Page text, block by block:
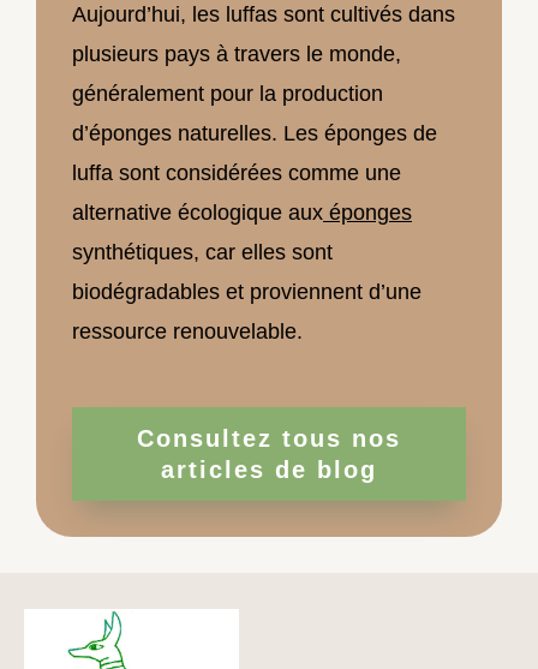
Aujourd’hui, les luffas sont cultivés dans
plusieurs pays à travers le monde,
généralement pour la production
d’éponges naturelles. Les éponges de
luffa sont considérées comme une
alternative écologique aux éponges
synthétiques, car elles sont
biodégradables et proviennent d’une
ressource renouvelable.
Consultez tous nos
articles de blog